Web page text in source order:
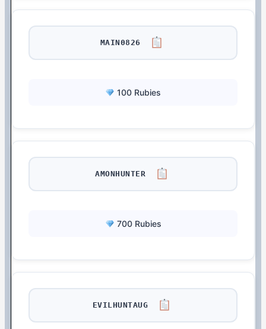
MAIN0826
100 Rubies
AMONHUNTER
700 Rubies
EVILHUNTAUG